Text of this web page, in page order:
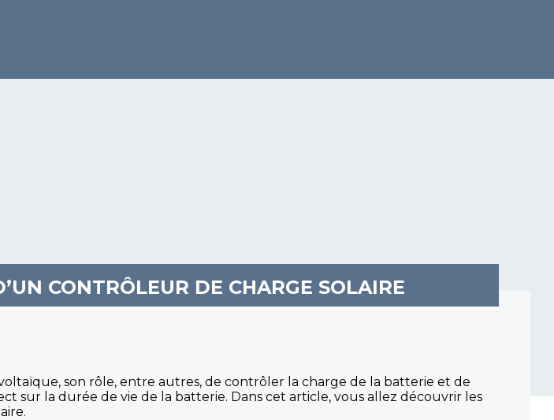
CONTRÔLEUR DE CHARGE SOLAIRE
son rôle, entre autres, de contrôler la charge de la batterie et de
sur la durée de vie de la batterie. Dans cet article, vous allez découvrir les